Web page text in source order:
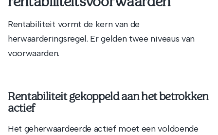
Rentabiliteit vormt de kern van de
herwaarderingsregel. Er gelden twee niveaus van
voorwaarden.
Rentabiliteit gekoppeld aan het betrokken
actief
Het geherwaardeerde actief moet een voldoende